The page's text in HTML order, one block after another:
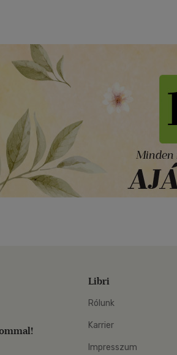
Libri
Rólunk
Karrier
Impresszum